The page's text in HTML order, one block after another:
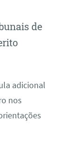
de
adicional
nos